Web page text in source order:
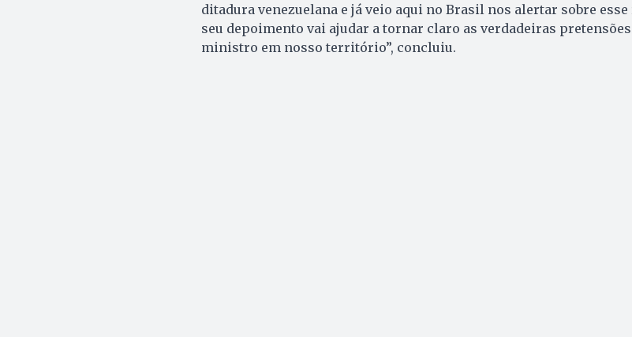
ditadura venezuelana e já veio aqui no Brasil nos alertar sobre esse
seu depoimento vai ajudar a tornar claro as verdadeiras pretensões
ministro em nosso território”, concluiu.